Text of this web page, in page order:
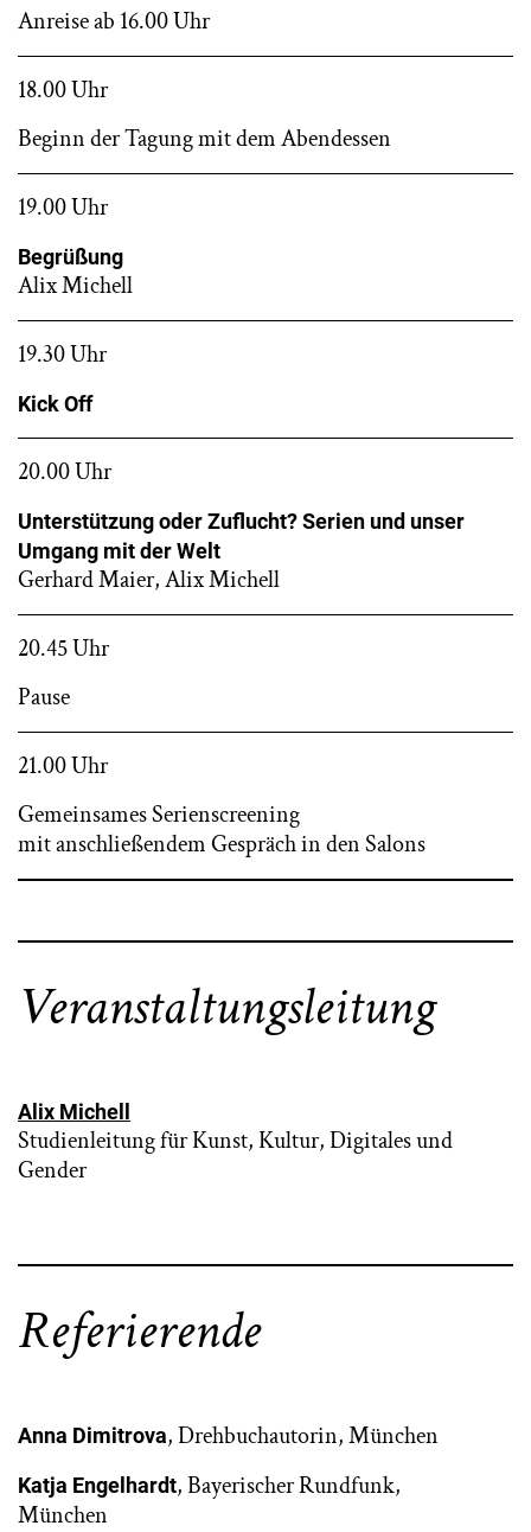
Anreise ab 16.00 Uhr
18.00 Uhr
Beginn der Tagung mit dem Abendessen
19.00 Uhr
Begrüßung
Alix Michell
19.30 Uhr
Kick Off
20.00 Uhr
Unterstützung oder Zuflucht? Serien und unser
Umgang mit der Welt
Gerhard Maier, Alix Michell
20.45 Uhr
Pause
21.00 Uhr
Gemeinsames Serienscreening
mit anschließendem Gespräch in den Salons
Veranstaltungsleitung
Alix Michell
Studienleitung für Kunst, Kultur, Digitales und
Gender
Referierende
Anna Dimitrova, Drehbuchautorin, München
Katja Engelhardt, Bayerischer Rundfunk,
München